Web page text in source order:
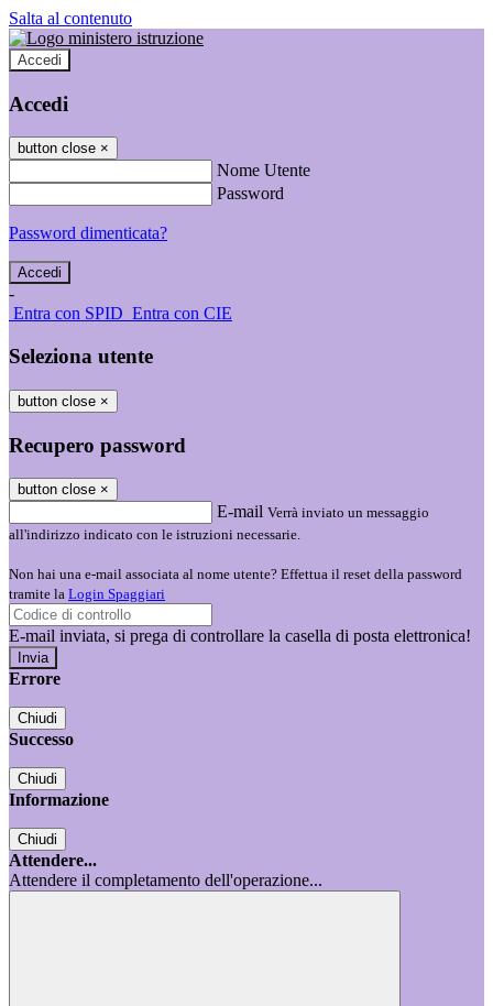
Salta al contenuto
Accedi
Accedi
button close ×
Nome Utente
Password
Password dimenticata?
-
Entra con SPID Entra con CIE
Seleziona utente
button close ×
Recupero password
button close ×
E-mail Verrà inviato un messaggio
all'indirizzo indicato con le istruzioni necessarie.
Non hai una e-mail associata al nome utente? Effettua il reset della password
tramite la Login Spaggiari
E-mail inviata, si prega di controllare la casella di posta elettronica!
Errore
Chiudi
Successo
Chiudi
Informazione
Chiudi
Attendere...
Attendere il completamento dell'operazione...